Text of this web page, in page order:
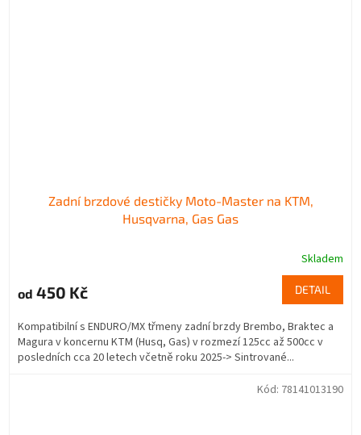
Zadní brzdové destičky Moto-Master na KTM,
Husqvarna, Gas Gas
Skladem
od 450 Kč DETAIL
Kompatibilní s ENDURO/MX třmeny zadní brzdy Brembo, Braktec a
Magura v koncernu KTM (Husq, Gas) v rozmezí 125cc až 500cc v
posledních cca 20 letech včetně roku 2025-> Sintrované...
Kód: 78141013190